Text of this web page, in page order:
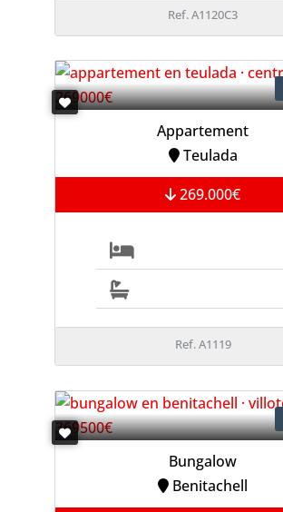
Ref. A1120C3
Appartement
Teulada
269.000€
Ref. A1119
Bungalow
Benitachell